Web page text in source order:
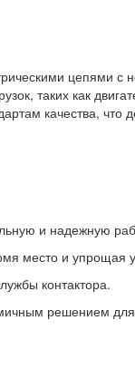
цепями
таких как
качества,
и надежную
место и упрощая
контактора.
решением